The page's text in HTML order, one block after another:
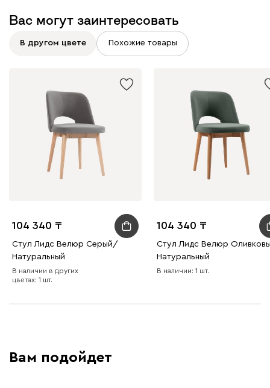
Винтер
Оранж
136 410
Вайт Терра
Дарте
Вас могут заинтересовать
В другом цвете Похожие товары
104 340
Стул Лидс Велюр Серый/
Натуральный
В наличии в других
цветах: 1 шт.
104 340
Стул Лидс Велюр
Натуральный
В наличии: 1 шт.
Вам подойдет